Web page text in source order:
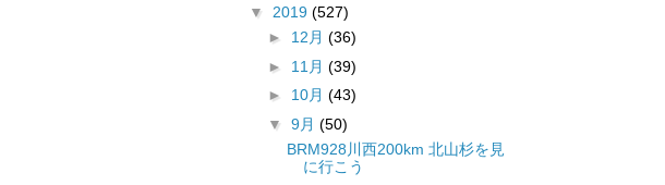
▼ 2019 (527)
► 12月 (36)
► 11月 (39)
► 10月 (43)
▼ 9月 (50)
BRM928川西200km 北山杉を見
に行こう